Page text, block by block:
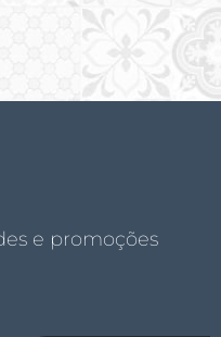
e promoções